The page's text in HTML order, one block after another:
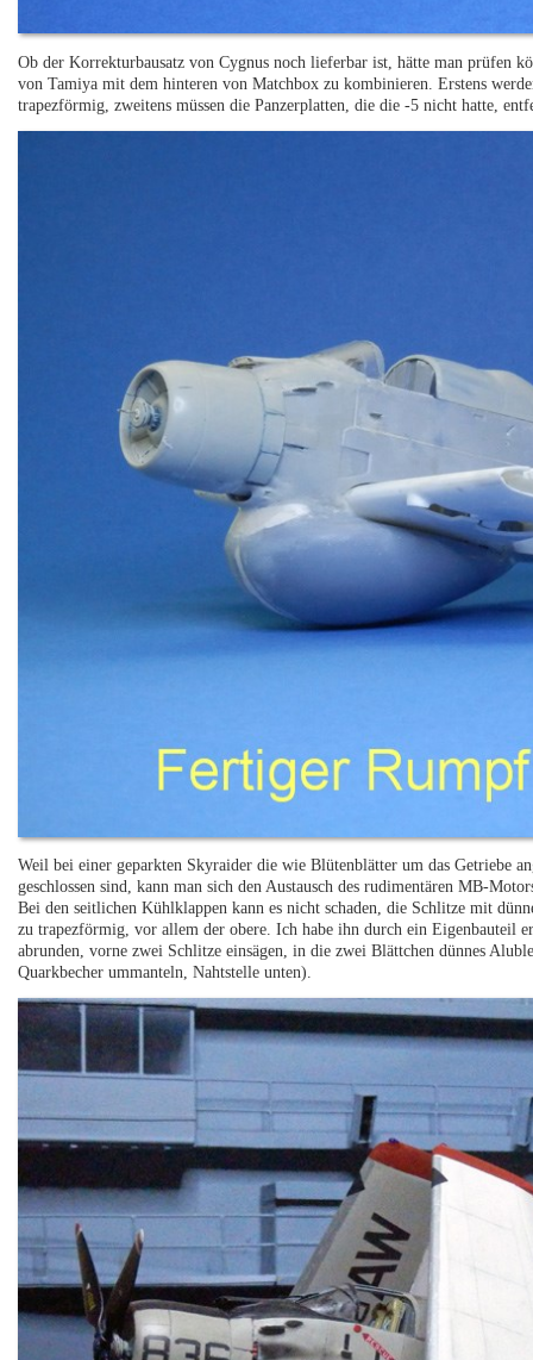
Ob der Korrekturbausatz von Cygnus noch lieferbar ist, hätte man prüfen
von Tamiya mit dem hinteren von Matchbox zu kombinieren. Erstens
trapezförmig, zweitens müssen die Panzerplatten, die die -5 nicht hatte,
Weil bei einer geparkten Skyraider die wie Blütenblätter um das Getriebe
geschlossen sind, kann man sich den Austausch des rudimentären MB-
Bei den seitlichen Kühlklappen kann es nicht schaden, die Schlitze mit
zu trapezförmig, vor allem der obere. Ich habe ihn durch ein Eigenbauteil
abrunden, vorne zwei Schlitze einsägen, in die zwei Blättchen dünnes
Quarkbecher ummanteln, Nahtstelle unten).